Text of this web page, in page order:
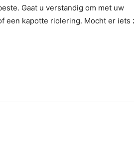
Gaat u verstandig om met uw
een kapotte riolering. Mocht er iets